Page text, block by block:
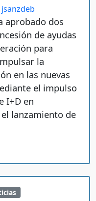
jsanzdeb
aprobado dos
de ayudas
para
la
en las nuevas
el impulso
I+D en
lanzamiento de